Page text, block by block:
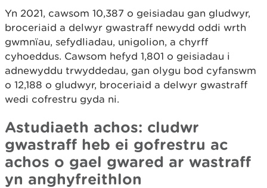
Yn 2021, cawsom 10,387 o geisiadau gan gludwyr,
broceriaid a delwyr gwastraff newydd oddi wrth
gwmnïau, sefydliadau, unigolion, a chyrff
cyhoeddus. Cawsom hefyd 1,801 o geisiadau i
adnewyddu trwyddedau, gan olygu bod cyfanswm
o 12,188 o gludwyr, broceriaid a delwyr gwastraff
wedi cofrestru gyda ni.
Astudiaeth achos: cludwr
gwastraff heb ei gofrestru ac
achos o gael gwared ar wastraff
yn anghyfreithlon